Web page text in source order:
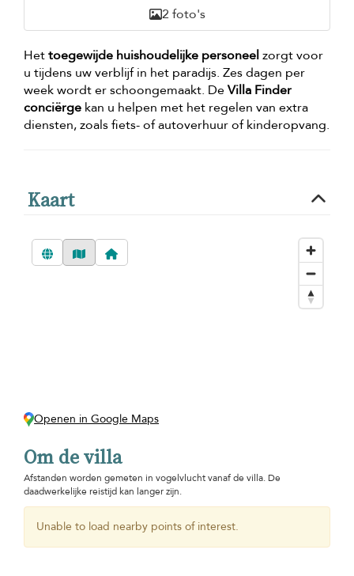
2 foto's
Hettoegewijde huishoudelijke personeelzorgt voor
u tijdens uw verblijf in het paradijs. Zes dagen per
week wordt er schoongemaakt. DeVilla Finder
conciërge kan u helpen met het regelen van extra
diensten, zoals fiets- of autoverhuur of kinderopvang.
Kaart
Openen in Google Maps
Om de villa
Afstanden worden gemeten in vogelvlucht vanaf de villa. De
daadwerkelijke reistijd kan langer zijn.
Unable to load nearby points of interest.